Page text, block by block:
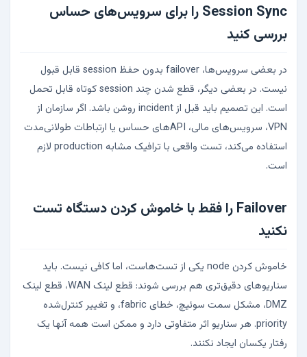
Session Sync را برای سرویس‌های حساس
بررسی کنید
در بعضی سرویس‌ها، failover بدون حفظ session قابل قبول
نیست. در بعضی دیگر، قطع شدن چند session کوتاه قابل تحمل
است. این تصمیم باید قبل از incident روشن باشد. اگر سازمان از
VPN، سرویس‌های مالی، APIهای حساس یا ارتباطات طولانی‌مدت
استفاده می‌کند، تست واقعی با ترافیک مشابه production لازم
است.
Failover را فقط با خاموش کردن دستگاه تست
نکنید
خاموش کردن node یکی از تست‌هاست، اما کافی نیست. باید
سناریوهای دقیق‌تری هم بررسی شوند: قطع لینک WAN، قطع لینک
DMZ، مشکل سمت سوئیچ، خطای fabric، و تغییر کنترل‌شده
priority. هر سناریو اثر متفاوتی دارد و ممکن است همه آنها یک
رفتار یکسان ایجاد نکنند.